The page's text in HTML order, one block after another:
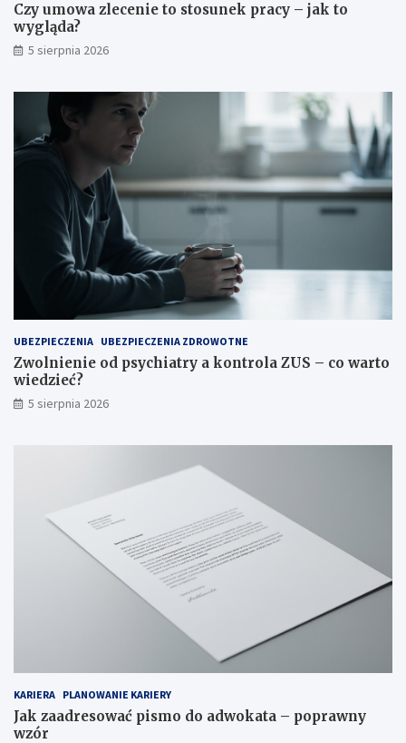
Czy umowa zlecenie to stosunek pracy – jak to
wygląda?
5 sierpnia 2026
UBEZPIECZENIA UBEZPIECZENIA ZDROWOTNE
Zwolnienie od psychiatry a kontrola ZUS – co warto
wiedzieć?
5 sierpnia 2026
KARIERA PLANOWANIE KARIERY
Jak zaadresować pismo do adwokata – poprawny
wzór